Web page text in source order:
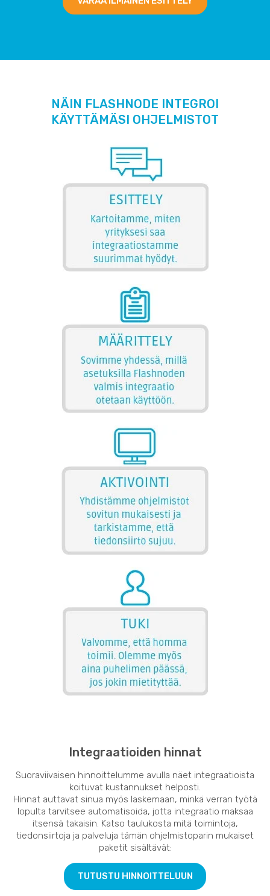
NÄIN FLASHNODE INTEGROI
KÄYTTÄMÄSI OHJELMISTOT
Integraatioiden hinnat
Suoraviivaisen hinnoittelumme avulla näet integraatioista
koituvat kustannukset helposti.
Hinnat auttavat sinua myös laskemaan, minkä verran työtä
lopulta tarvitsee automatisoida, jotta integraatio maksaa
itsensä takaisin. Katso taulukosta mitä toimintoja,
tiedonsiirtoja ja palveluja tämän ohjelmistoparin mukaiset
paketit sisältävät:
TUTUSTU HINNOITTELUUN